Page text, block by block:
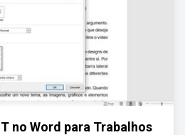
no Word para Trabalhos